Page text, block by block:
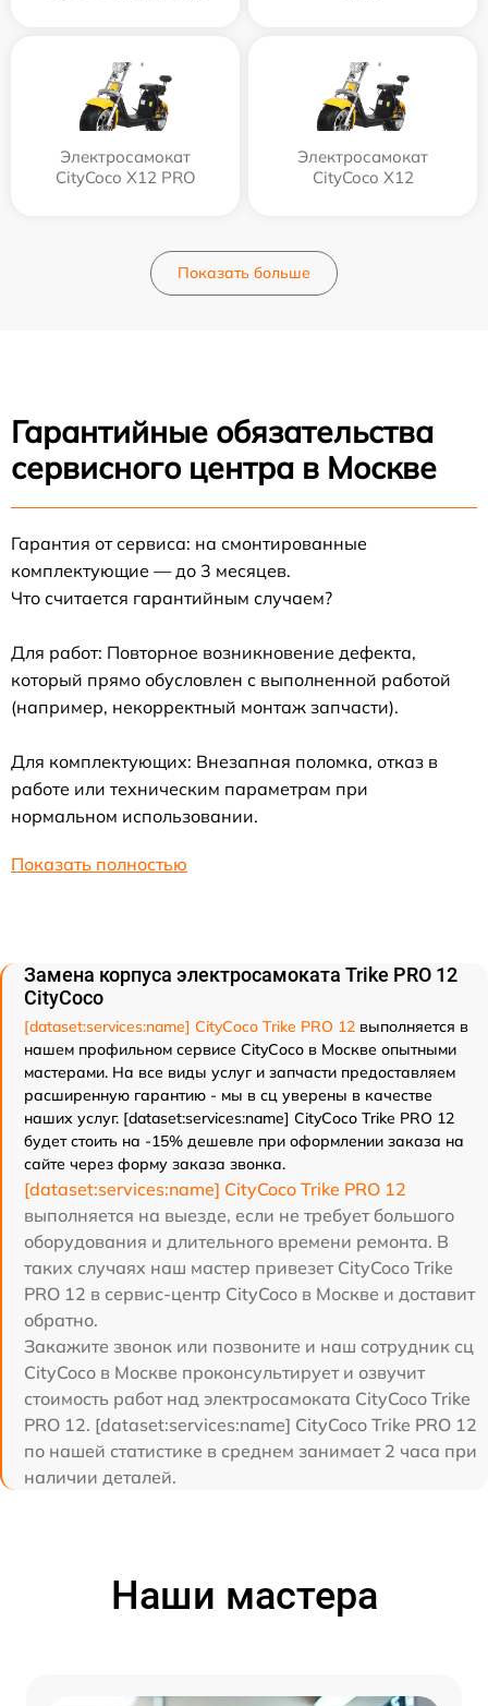
Электросамокат
CityCoco X12 PRO
Электросамокат
CityCoco X12
Показать больше
Гарантийные обязательства
сервисного центра в Москве
Гарантия от сервиса: на смонтированные
комплектующие — до 3 месяцев.
Что считается гарантийным случаем?
Для работ: Повторное возникновение дефекта,
который прямо обусловлен с выполненной работой
(например, некорректный монтаж запчасти).
Для комплектующих: Внезапная поломка, отказ в
работе или техническим параметрам при
нормальном использовании.
Показать полностью
Замена корпуса электросамоката Trike PRO 12
CityCoco
[dataset:services:name] CityCoco Trike PRO 12 выполняется в
нашем профильном сервисе CityCoco в Москве опытными
мастерами. На все виды услуг и запчасти предоставляем
расширенную гарантию - мы в сц уверены в качестве
наших услуг. [dataset:services:name] CityCoco Trike PRO 12
будет стоить на -15% дешевле при оформлении заказа на
сайте через форму заказа звонка.
[dataset:services:name] CityCoco Trike PRO 12
выполняется на выезде, если не требует большого
оборудования и длительного времени ремонта. В
таких случаях наш мастер привезет CityCoco Trike
PRO 12 в сервис-центр CityCoco в Москве и доставит
обратно.
Закажите звонок или позвоните и наш сотрудник сц
CityCoco в Москве проконсультирует и озвучит
стоимость работ над электросамоката CityCoco Trike
PRO 12. [dataset:services:name] CityCoco Trike PRO 12
по нашей статистике в среднем занимает 2 часа при
наличии деталей.
Наши мастера